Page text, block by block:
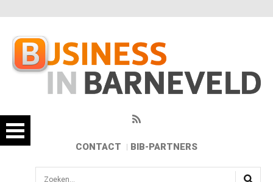
CONTACT BIB-PARTNERS
sisea.search